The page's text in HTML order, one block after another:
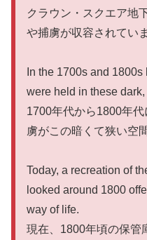
クラウン・スクエア地
や捕虜が収容されてい
In the 1700s and
were held in these
1700年代から1800年
虜がこの暗くて狭い空
Today, a recreation of
looked around 1800
way of life.
現在、1800年頃の保管